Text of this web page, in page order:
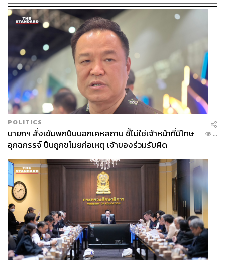
POLITICS
นายกฯ สั่งเข้มพกปืนนอกเคหสถาน ชี้ไม่ใช่เจ้าหน้าที่มีโทษ
อุกฉกรรจ์ ปืนถูกขโมยก่อเหตุ เจ้าของร่วมรับผิด
...